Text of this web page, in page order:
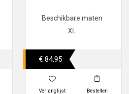
Beschikbare maten
XL
€ 84,95
Verlanglijst Bestellen